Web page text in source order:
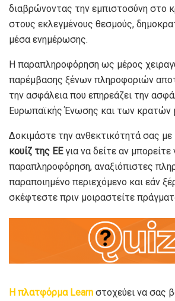
διαβρώνοντας την εμπιστοσύνη στο
στους εκλεγμένους θεσμούς,
μέσα ενημέρωσης.
Η παραπληροφόρηση ως μέρος
παρέμβασης ξένων πληροφοριών
την ασφάλεια που επηρεάζει την
Ευρωπαϊκής Ένωσης και των κρατών
Δοκιμάστε την ανθεκτικότητά σας με
κουίζ της ΕΕγια να δείτε αν μπορείτε
παραπληροφόρηση, αναξιόπιστες
παραποιημένο περιεχόμενο και εάν
σκέφτεστε πριν μοιραστείτε
Η πλατφόρμα Learn στοχεύει να σας